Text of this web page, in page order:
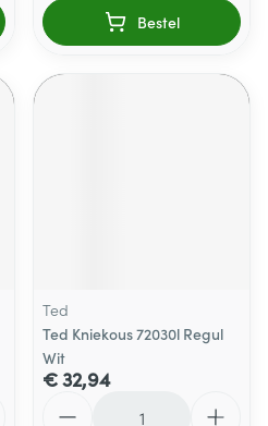
Bestel
Ted
Ted Kniekous 72030l Regul
Wit
€ 32,94